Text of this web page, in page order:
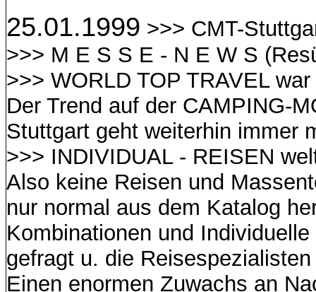
25.01.1999 >>> CMT-
>>> M E S S E - N E W S
>>> WORLD TOP TRAVEL
Der Trend auf der CAMPING-
Stuttgart geht weiterhin immer
>>> INDIVIDUAL - REISEN
Also keine Reisen und
nur normal aus dem Katalog
Kombinationen und
gefragt u. die
Einen enormen Zuwachs an